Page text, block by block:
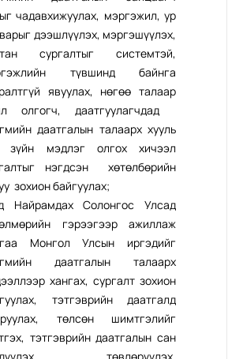
чадавхижуулах, мэргэжил, ур
дээшлүүлэх, мэргэшүүлэх,
сургалтыг системтэй,
түвшинд байнга
явуулах, нөгөө талаар
олгогч, даатгуулагчдад
даатгалын талаарх хууль
зүйн мэдлэг олгох хичээл
нэгдсэн хөтөлбөрийн
зохион байгуулах;
Найрамдах Солонгос Улсад
гэрээгээр ажиллаж
Монгол Улсын иргэдийг
даатгалын талаарх
хангах, сургалт зохион
тэтгэврийн даатгалд
төлсөн шимтгэлийг
тэтгэврийн даатгалын сан
төвлөрүүлэх,